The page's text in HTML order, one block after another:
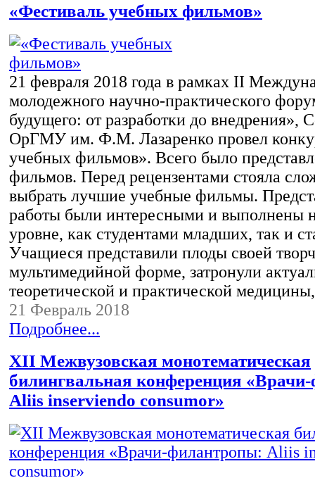
«Фестиваль учебных фильмов»
21 февраля 2018 года в рамках II
молодежного научно-практического
будущего: от разработки до внедрения»,
ОрГМУ им. Ф.М. Лазаренко провел
учебных фильмов». Всего было
фильмов. Перед рецензентами стояла
выбрать лучшие учебные фильмы.
работы были интересными и выполнены
уровне, как студентами младших, так и
Учащиеся представили плоды своей
мультимедийной форме, затронули
теоретической и практической
21 Февраль 2018
Подробнее...
XII Межвузовская монотематическая
билингвальная конференция
Aliis inserviendo consumor»